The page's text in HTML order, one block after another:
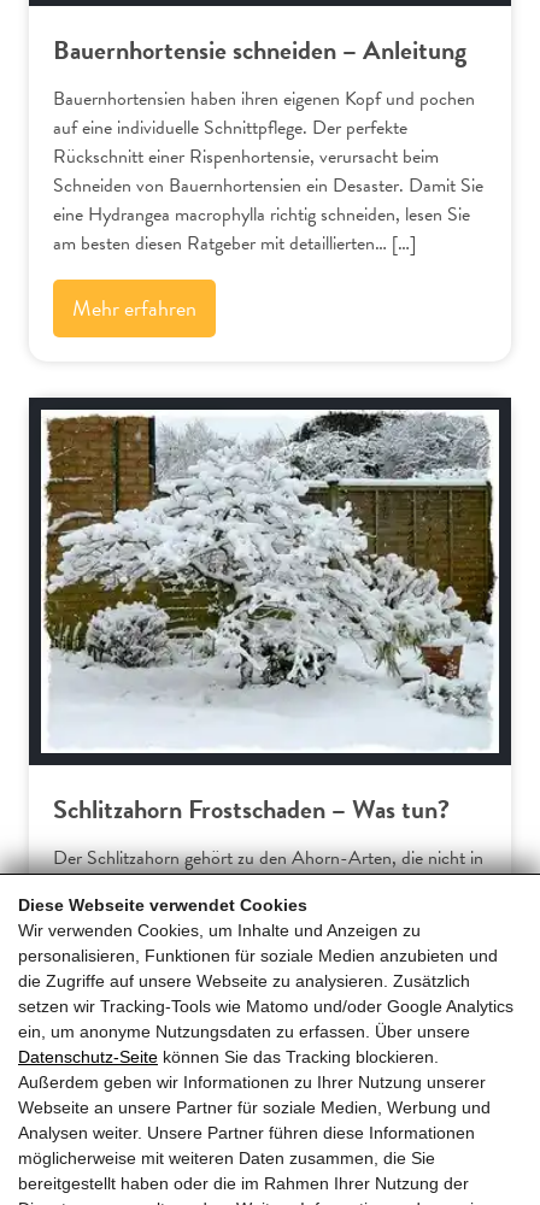
Diese Webseite verwendet Cookies
Wir verwenden Cookies, um Inhalte und Anzeigen zu
personalisieren, Funktionen für soziale Medien anzubieten und
die Zugriffe auf unsere Webseite zu analysieren. Zusätzlich
setzen wir Tracking-Tools wie Matomo und/oder Google Analytics
ein, um anonyme Nutzungsdaten zu erfassen. Über unsere
Datenschutz-Seite können Sie das Tracking blockieren.
Außerdem geben wir Informationen zu Ihrer Nutzung unserer
Webseite an unsere Partner für soziale Medien, Werbung und
Analysen weiter. Unsere Partner führen diese Informationen
möglicherweise mit weiteren Daten zusammen, die Sie
bereitgestellt haben oder die im Rahmen Ihrer Nutzung der
Bauernhortensie schneiden – Anleitung
Bauernhortensien haben ihren eigenen Kopf und pochen
auf eine individuelle Schnittpflege. Der perfekte
Rückschnitt einer Rispenhortensie, verursacht beim
Schneiden von Bauernhortensien ein Desaster. Damit Sie
eine Hydrangea macrophylla richtig schneiden, lesen Sie
am besten diesen Ratgeber mit detaillierten… […]
Mehr erfahren
Bäume und Sträucher
Schlitzahorn Frostschaden – Was tun?
Der Schlitzahorn gehört zu den Ahorn-Arten, die nicht in
Hausgärtner am Acer palmatum dissectum häufiger über
Frostschäden klagen. Dieser Ratgeber erklärt die
typischen Symptome und gibt praxiserprobte Tipps für
effektive Gegenmaßnahmen und… […]
Mehr erfahren